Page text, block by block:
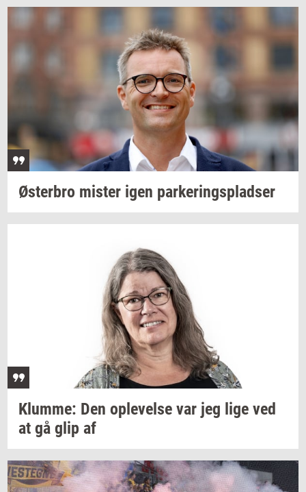
Øster­bro mi­ster igen par­ke­rings­plad­ser
Klum­me: Den op­le­vel­se var jeg lige ved
at gå glip af